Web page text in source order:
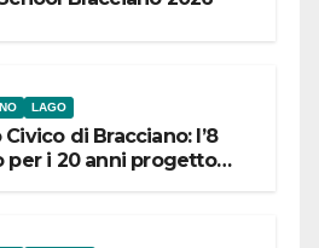
LAGO
Civico di Bracciano: l’8
per i 20 anni progetto